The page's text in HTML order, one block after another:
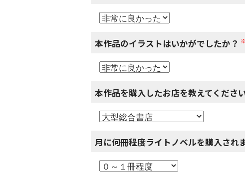
本作品のイラストはいかがでしたか？ ※
本作品を購入したお店を教えてください
月に何冊程度ライトノベルを購入され